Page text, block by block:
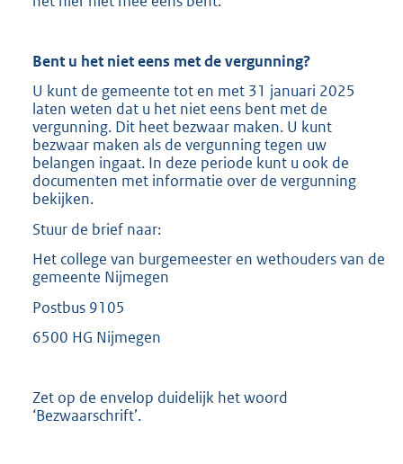
Bent u het niet eens met de vergunning?
U kunt de gemeente tot en met 31 januari 2025
laten weten dat u het niet eens bent met de
vergunning. Dit heet bezwaar maken. U kunt
bezwaar maken als de vergunning tegen uw
belangen ingaat. In deze periode kunt u ook de
documenten met informatie over de vergunning
bekijken.
Stuur de brief naar:
Het college van burgemeester en wethouders van de
gemeente Nijmegen
Postbus 9105
6500 HG Nijmegen
Zet op de envelop duidelijk het woord
‘Bezwaarschrift’.